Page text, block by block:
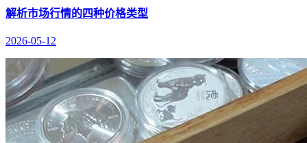
解析市场行情的四种价格类型
2026-05-12